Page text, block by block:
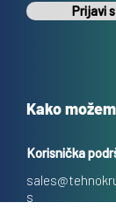
Prijavi
Kako
Korisnička
s